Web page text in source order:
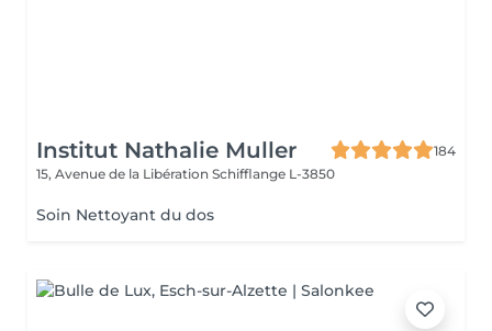
Institut Nathalie Muller
184
15, Avenue de la Libération Schifflange L-3850
Soin Nettoyant du dos